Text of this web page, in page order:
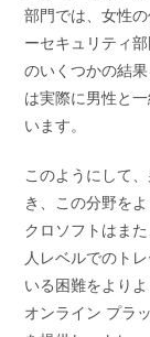
部門では、女性
ーセキュリティ
のいくつかの結
は実際に男性と
います。
このようにして
き、この分野を
クロソフトはま
人レベルでのト
いる困難をより
オンライン プラ